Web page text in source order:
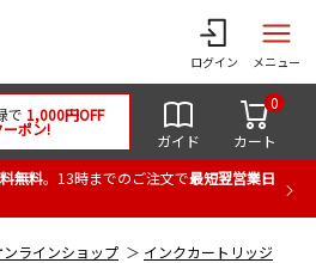
ログイン メニュー
で 1,000円OFF
ーポン!
ガイド カート
0
無料。13時までのご注文で最短翌営業日
ンラインショップ
インクカートリッジ